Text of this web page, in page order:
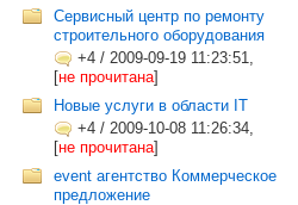
Сервисный центр по ремонту
строительного оборудования
+4 / 2009-09-19 11:23:51,
[не прочитана]
Новые услуги в области IT
+4 / 2009-10-08 11:26:34,
[не прочитана]
event агентство Коммерческое
предложение